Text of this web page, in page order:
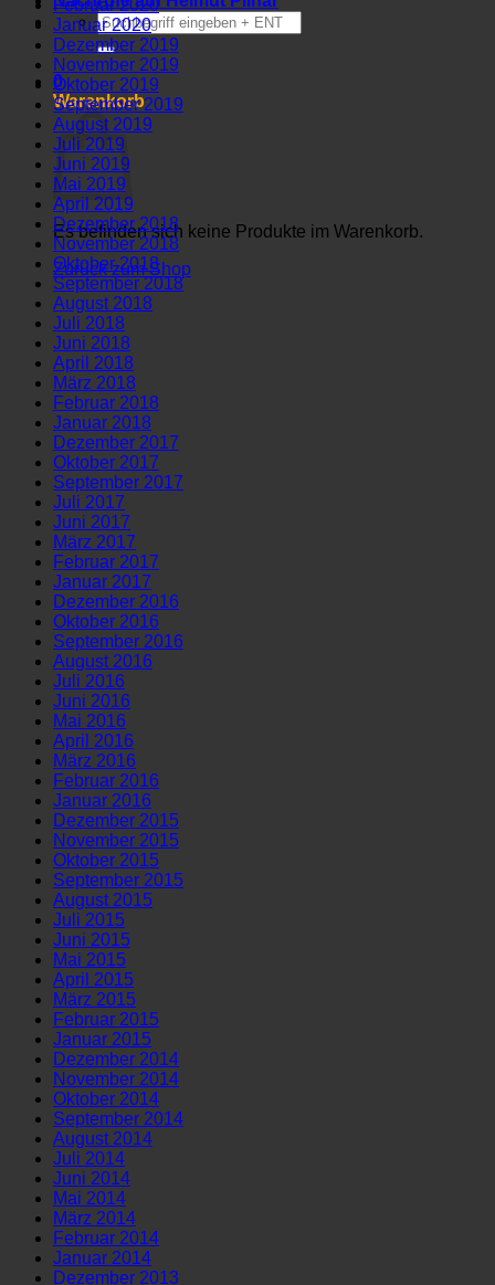
Suchen
nach:
0
Warenkorb
Es befinden sich keine Produkte im Warenkorb.
Zurück zum Shop
Februar 2020
Januar 2020
Dezember 2019
November 2019
Oktober 2019
September 2019
August 2019
Juli 2019
Juni 2019
Mai 2019
April 2019
Dezember 2018
November 2018
Oktober 2018
September 2018
August 2018
Juli 2018
Juni 2018
April 2018
März 2018
Februar 2018
Januar 2018
Dezember 2017
Oktober 2017
September 2017
Juli 2017
Juni 2017
März 2017
Februar 2017
Januar 2017
Dezember 2016
Oktober 2016
September 2016
August 2016
Juli 2016
Juni 2016
Mai 2016
April 2016
März 2016
Februar 2016
Januar 2016
Dezember 2015
November 2015
Oktober 2015
September 2015
August 2015
Juli 2015
Juni 2015
Mai 2015
April 2015
März 2015
Februar 2015
Januar 2015
Dezember 2014
November 2014
Oktober 2014
September 2014
August 2014
Juli 2014
Juni 2014
Mai 2014
März 2014
Februar 2014
Januar 2014
Dezember 2013